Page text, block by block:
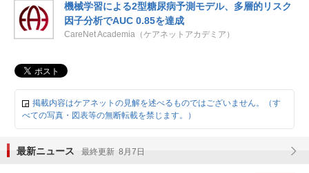
機械学習による2型糖尿病予測モデル、多層的リスク
因子分析でAUC 0.85を達成
CareNet Academia（ケアネットアカデミア）
掲載内容はケアネットの見解を述べるものではございません。（す
べての写真・図表等の無断転載を禁じます。）
最新ニュース 最終更新 8月7日